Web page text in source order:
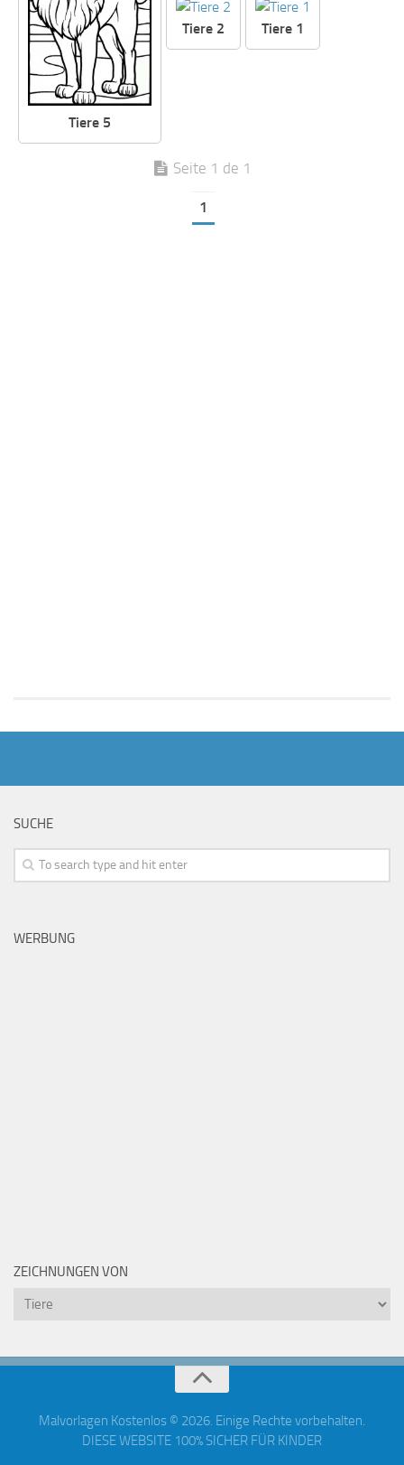
Tiere 5
Tiere 2 Tiere 1
Seite 1 de 1
1
SUCHE
WERBUNG
ZEICHNUNGEN VON
Zeichnungen
Malvorlagen Kostenlos © 2026. Einige Rechte vorbehalten.
DIESE WEBSITE 100% SICHER FÜR KINDER